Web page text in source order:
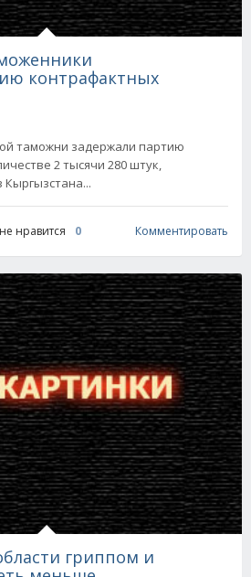
контрафактных
таможни задержали партию
2 тысячи 280 штук,
нравится 0 Комментировать
гриппом и